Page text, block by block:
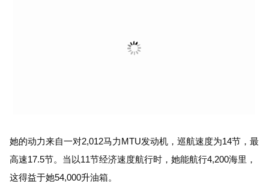
她的动力来自一对2,012马力MTU发动机，巡航速度为14节，最
高速17.5节。当以11节经济速度航行时，她能航行4,200海里，
这得益于她54,000升油箱。